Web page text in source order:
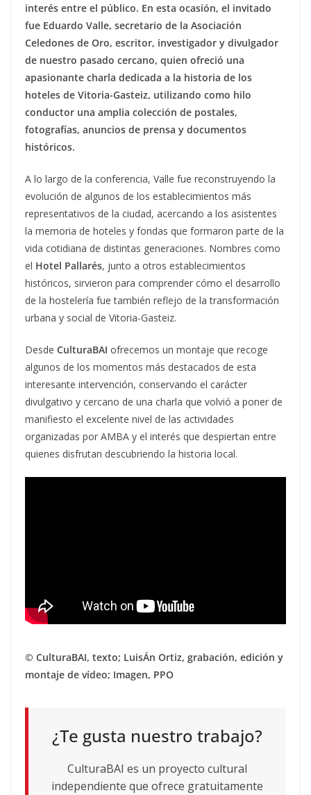
interés entre el público. En esta ocasión, el invitado
fue Eduardo Valle, secretario de la Asociación
Celedones de Oro, escritor, investigador y divulgador
de nuestro pasado cercano, quien ofreció una
apasionante charla dedicada a la historia de los
hoteles de Vitoria-Gasteiz, utilizando como hilo
conductor una amplia colección de postales,
fotografías, anuncios de prensa y documentos
históricos.
A lo largo de la conferencia, Valle fue reconstruyendo la
evolución de algunos de los establecimientos más
representativos de la ciudad, acercando a los asistentes
la memoria de hoteles y fondas que formaron parte de la
vida cotidiana de distintas generaciones. Nombres como
el Hotel Pallarés, junto a otros establecimientos
históricos, sirvieron para comprender cómo el desarrollo
de la hostelería fue también reflejo de la transformación
urbana y social de Vitoria-Gasteiz.
Desde CulturaBAI ofrecemos un montaje que recoge
algunos de los momentos más destacados de esta
interesante intervención, conservando el carácter
divulgativo y cercano de una charla que volvió a poner de
manifiesto el excelente nivel de las actividades
organizadas por AMBA y el interés que despiertan entre
quienes disfrutan descubriendo la historia local.
© CulturaBAI, texto; LuisÁn Ortiz, grabación, edición y
montaje de vídeo; Imagen, PPO
¿Te gusta nuestro trabajo?
CulturaBAI es un proyecto cultural
independiente que ofrece gratuitamente